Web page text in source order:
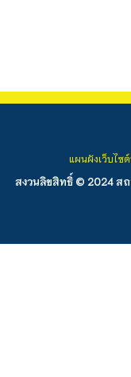
สงวนลิขสิทธิ์ © 2024 สถ
แผนผังเว็บไซต์